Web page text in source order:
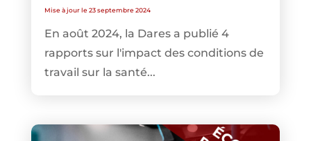
Mise à jour le 23 septembre 2024
En août 2024, la Dares a publié 4
rapports sur l'impact des conditions de
travail sur la santé...